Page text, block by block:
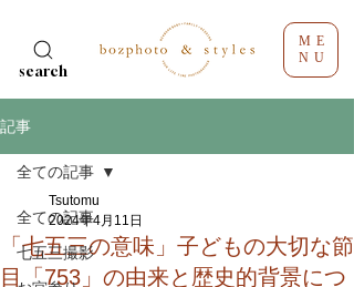
search
ME
NU
記事
全ての記事
七五三撮影
全ての記事
「七五三の意味」子どもの大切な節
目「753」の由来と歴史的背景につ
Tsutomu
2024年4月11日